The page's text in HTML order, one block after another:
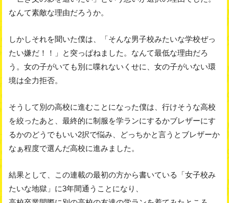
なんて素敵な理由だろうか。
しかしそれを聞いた僕は、「そんな男子校みたいな学校ぜっ
たい嫌だ！！」と突っぱねました。なんて最低な理由だろ
う。女の子がいても別に喋れないくせに、女の子がいない環
境は全力拒否。
そうして別の高校に進むことになった僕は、行けそうな高校
を絞ったあと、最終的に制服を学ランにするかブレザーにす
るかのどうでもいい2択で悩み、どっちかと言うとブレザーか
なぁ程度で選んだ高校に進みました。
結果として、この連載の最初の方から書いている「女子校み
たいな地獄」に3年間通うことになり、